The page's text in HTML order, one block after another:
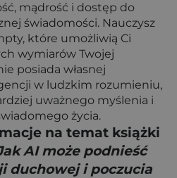
mądrość i dostęp do
świadomości. Nauczysz
które umożliwią Ci
wymiarów Twojej
posiada własnej
w ludzkim rozumieniu,
uważnego myślenia i
życia.
na temat książki
AI może podnieść
duchowej i poczucia